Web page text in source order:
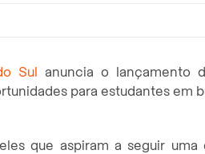
Sul anuncia o lançamento
para estudantes em
que aspiram a seguir uma